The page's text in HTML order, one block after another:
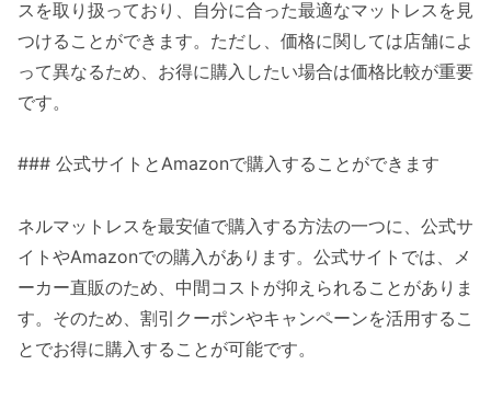
スを取り扱っており、自分に合った最適なマットレスを見
つけることができます。ただし、価格に関しては店舗によ
って異なるため、お得に購入したい場合は価格比較が重要
です。
### 公式サイトとAmazonで購入することができます
ネルマットレスを最安値で購入する方法の一つに、公式サ
イトやAmazonでの購入があります。公式サイトでは、メ
ーカー直販のため、中間コストが抑えられることがありま
す。そのため、割引クーポンやキャンペーンを活用するこ
とでお得に購入することが可能です。